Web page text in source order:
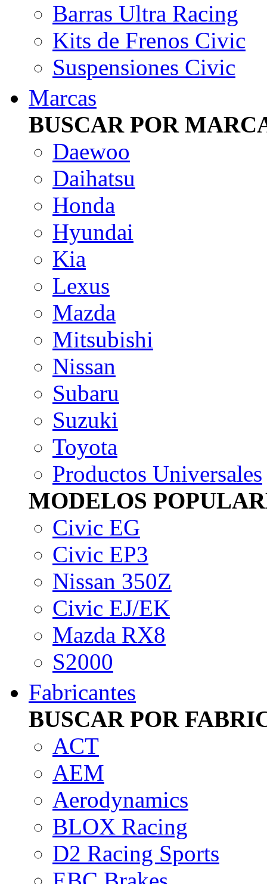
Barras Ultra Racing
Kits de Frenos Civic
Suspensiones Civic
Marcas
BUSCAR POR
Daewoo
Daihatsu
Honda
Hyundai
Kia
Lexus
Mazda
Mitsubishi
Nissan
Subaru
Suzuki
Toyota
Productos Universales
MODELOS
Civic EG
Civic EP3
Nissan 350Z
Civic EJ/EK
Mazda RX8
S2000
Fabricantes
BUSCAR POR
ACT
AEM
Aerodynamics
BLOX Racing
D2 Racing Sports